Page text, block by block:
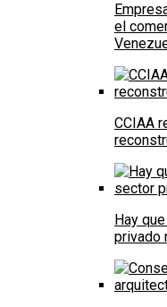
el
CCIAA
Hay
privado